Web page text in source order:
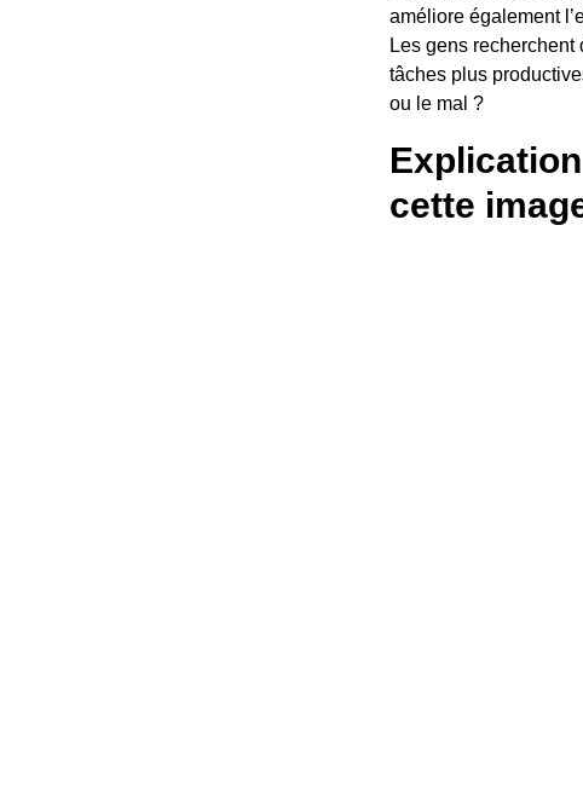
améliore également
Les gens recherchent
tâches plus
ou le mal ?
cette